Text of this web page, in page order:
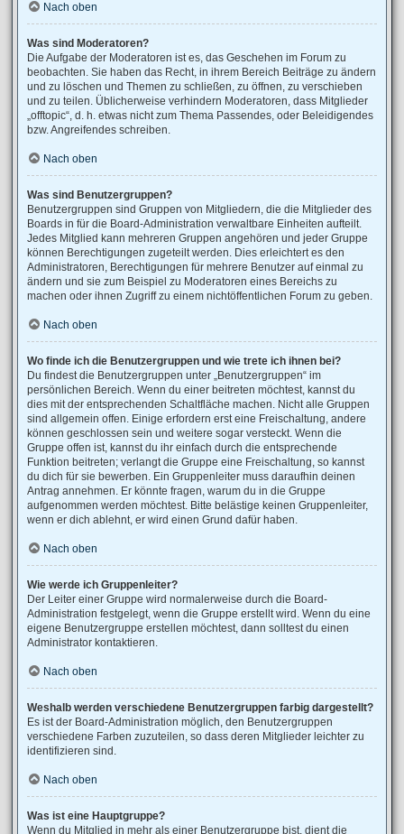
Nach oben
Was sind Moderatoren?
Die Aufgabe der Moderatoren ist es, das Geschehen im Forum zu
beobachten. Sie haben das Recht, in ihrem Bereich Beiträge zu ändern
und zu löschen und Themen zu schließen, zu öffnen, zu verschieben
und zu teilen. Üblicherweise verhindern Moderatoren, dass Mitglieder
„offtopic“, d. h. etwas nicht zum Thema Passendes, oder Beleidigendes
bzw. Angreifendes schreiben.
Nach oben
Was sind Benutzergruppen?
Benutzergruppen sind Gruppen von Mitgliedern, die die Mitglieder des
Boards in für die Board-Administration verwaltbare Einheiten aufteilt.
Jedes Mitglied kann mehreren Gruppen angehören und jeder Gruppe
können Berechtigungen zugeteilt werden. Dies erleichtert es den
Administratoren, Berechtigungen für mehrere Benutzer auf einmal zu
ändern und sie zum Beispiel zu Moderatoren eines Bereichs zu
machen oder ihnen Zugriff zu einem nichtöffentlichen Forum zu geben.
Nach oben
Wo finde ich die Benutzergruppen und wie trete ich ihnen bei?
Du findest die Benutzergruppen unter „Benutzergruppen“ im
persönlichen Bereich. Wenn du einer beitreten möchtest, kannst du
dies mit der entsprechenden Schaltfläche machen. Nicht alle Gruppen
sind allgemein offen. Einige erfordern erst eine Freischaltung, andere
können geschlossen sein und weitere sogar versteckt. Wenn die
Gruppe offen ist, kannst du ihr einfach durch die entsprechende
Funktion beitreten; verlangt die Gruppe eine Freischaltung, so kannst
du dich für sie bewerben. Ein Gruppenleiter muss daraufhin deinen
Antrag annehmen. Er könnte fragen, warum du in die Gruppe
aufgenommen werden möchtest. Bitte belästige keinen Gruppenleiter,
wenn er dich ablehnt, er wird einen Grund dafür haben.
Nach oben
Wie werde ich Gruppenleiter?
Der Leiter einer Gruppe wird normalerweise durch die Board-
Administration festgelegt, wenn die Gruppe erstellt wird. Wenn du eine
eigene Benutzergruppe erstellen möchtest, dann solltest du einen
Administrator kontaktieren.
Nach oben
Weshalb werden verschiedene Benutzergruppen farbig dargestellt?
Es ist der Board-Administration möglich, den Benutzergruppen
verschiedene Farben zuzuteilen, so dass deren Mitglieder leichter zu
identifizieren sind.
Nach oben
Was ist eine Hauptgruppe?
Wenn du Mitglied in mehr als einer Benutzergruppe bist, dient die